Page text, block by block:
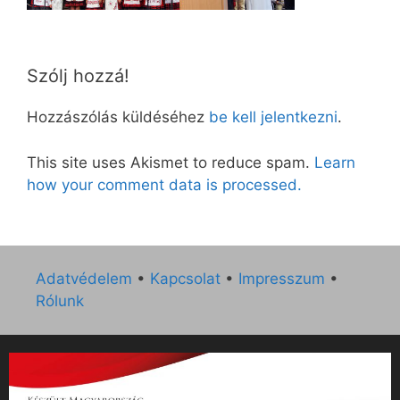
Szólj hozzá!
Hozzászólás küldéséhez be kell jelentkezni.
This site uses Akismet to reduce spam. Learn
how your comment data is processed.
Adatvédelem • Kapcsolat • Impresszum •
Rólunk